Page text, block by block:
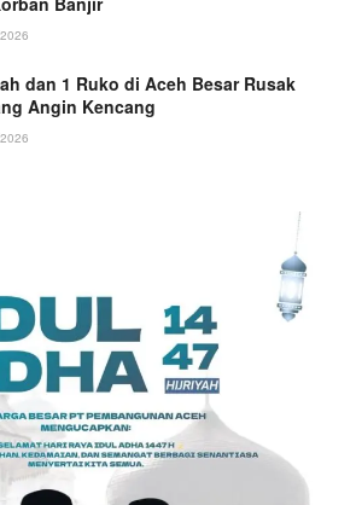
dan 1 Ruko di Aceh Besar Rusak
Angin Kencang